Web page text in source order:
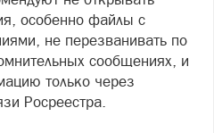
особенно файлы с
не перезванивать по
сообщениях, и
только через
Росреестра.